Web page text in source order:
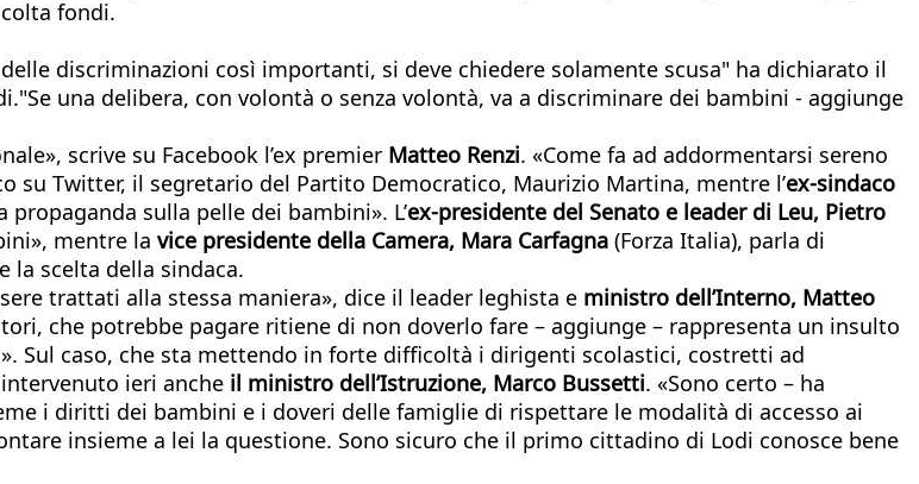
fondi.
discriminazioni così importanti, si deve chiedere solamente scusa" ha dichiarato il
una delibera, con volontà o senza volontà, va a discriminare dei bambini - aggiunge
scrive su Facebook l’ex premier Matteo Renzi. «Come fa ad addormentarsi sereno
su Twitter, il segretario del Partito Democratico, Maurizio Martina, mentre l’ex-sindaco
propaganda sulla pelle dei bambini». L’ex-presidente del Senato e leader di Leu, Pietro
mentre la vice presidente della Camera, Mara Carfagna (Forza Italia), parla di
la scelta della sindaca.
trattati alla stessa maniera», dice il leader leghista e ministro dell’Interno, Matteo
che potrebbe pagare ritiene di non doverlo fare – aggiunge – rappresenta un insulto
Sul caso, che sta mettendo in forte difficoltà i dirigenti scolastici, costretti ad
ieri anche il ministro dell’Istruzione, Marco Bussetti. «Sono certo – ha
i diritti dei bambini e i doveri delle famiglie di rispettare le modalità di accesso ai
insieme a lei la questione. Sono sicuro che il primo cittadino di Lodi conosce bene